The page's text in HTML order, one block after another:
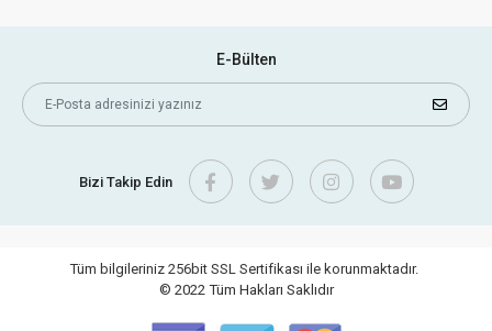
E-Bülten
Bizi Takip Edin
Tüm bilgileriniz 256bit SSL Sertifikası ile korunmaktadır.
© 2022 Tüm Hakları Saklıdır